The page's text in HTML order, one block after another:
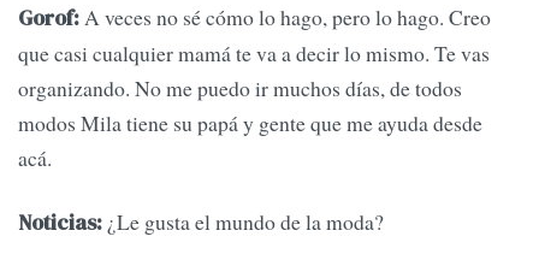
Gorof:A veces no sé cómo lo hago, pero lo hago. Creo
que casi cualquier mamá te va a decir lo mismo. Te vas
organizando. No me puedo ir muchos días, de todos
modos Mila tiene su papá y gente que me ayuda desde
acá.
Noticias: ¿Le gusta el mundo de la moda?